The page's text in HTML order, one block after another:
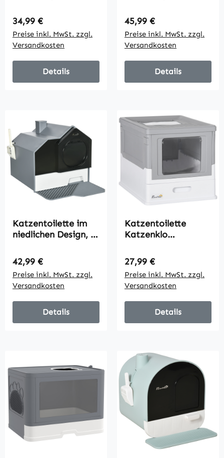
Katzentoilette mit
Schaufel,
Geruchsbeutel,
Einstieg Ausgang
Regulärer Preis:
34,99 €
Preise inkl. MwSt. zzgl.
Versandkosten
Details
Katzentoilette mit
Schaufel,
Geruchsbeutel,
Einstieg Ausgang
Regulärer Preis:
45,99 €
Preise inkl. MwSt. zzgl.
Versandkosten
Details
Katzentoilette im
niedlichen Design, 1
Streuschaufel,
herausnehmbare
Bodenwanne, Grau
Regulärer Preis:
42,99 €
Preise inkl. MwSt. zzgl.
Versandkosten
Details
Katzentoilette
Katzenklo
Bodenschale und
Schaufel Kunststoff
Grau
Regulärer Preis:
27,99 €
Preise inkl. MwSt. zzgl.
Versandkosten
Details